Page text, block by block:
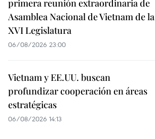
primera reunión extraordinaria de
Asamblea Nacional de Vietnam de la
XVI Legislatura
06/08/2026 23:00
Vietnam y EE.UU. buscan
profundizar cooperación en áreas
estratégicas
06/08/2026 14:13